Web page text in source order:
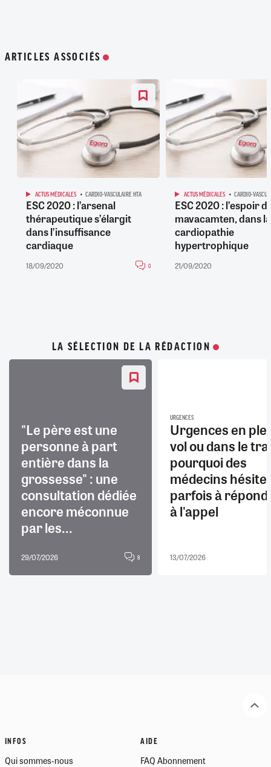
ARTICLES ASSOCIÉS
ACTUS MÉDICALES CARDIO-VASCULAIRE HTA
ESC 2020 : l’arsenal
thérapeutique s’élargit
dans l’insuffisance
cardiaque
18/09/2020 0
ACTUS MÉDICALES CARDIO-
ESC 2020 : l’espoir
mavacamten, dans la
cardiopathie
hypertrophique
21/09/2020
LA SÉLECTION DE LA RÉDACTION
"Le père est une
personne à part
entière dans la
grossesse" : une
consultation dédiée
encore méconnue
par les...
29/07/2026 8
URGENCES
Urgences en
vol ou dans le
pourquoi des
médecins
parfois à
à l'appel
13/07/2026
INFOS
Qui sommes-nous
AIDE
FAQ Abonnement